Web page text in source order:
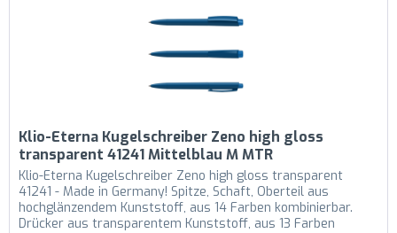
Klio-Eterna Kugelschreiber Zeno high gloss
transparent 41241 Mittelblau M MTR
Klio-Eterna Kugelschreiber Zeno high gloss transparent
41241 - Made in Germany! Spitze, Schaft, Oberteil aus
hochglänzendem Kunststoff, aus 14 Farben kombinierbar.
Drücker aus transparentem Kunststoff, aus 13 Farben